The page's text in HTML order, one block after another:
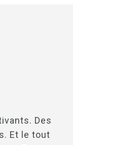
Des
Et le tout